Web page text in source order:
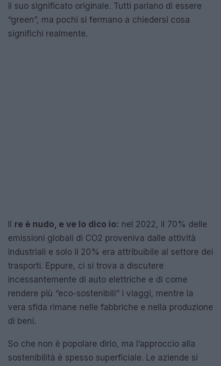
il suo significato originale. Tutti parlano di essere
“green”, ma pochi si fermano a chiedersi cosa
significhi realmente.
Il re è nudo, e ve lo dico io: nel 2022, il 70% delle
emissioni globali di CO2 proveniva dalle attività
industriali e solo il 20% era attribuibile al settore dei
trasporti. Eppure, ci si trova a discutere
incessantemente di auto elettriche e di come
rendere più “eco-sostenibili” i viaggi, mentre la
vera sfida rimane nelle fabbriche e nella produzione
di beni.
So che non è popolare dirlo, ma l’approccio alla
sostenibilità è spesso superficiale. Le aziende si